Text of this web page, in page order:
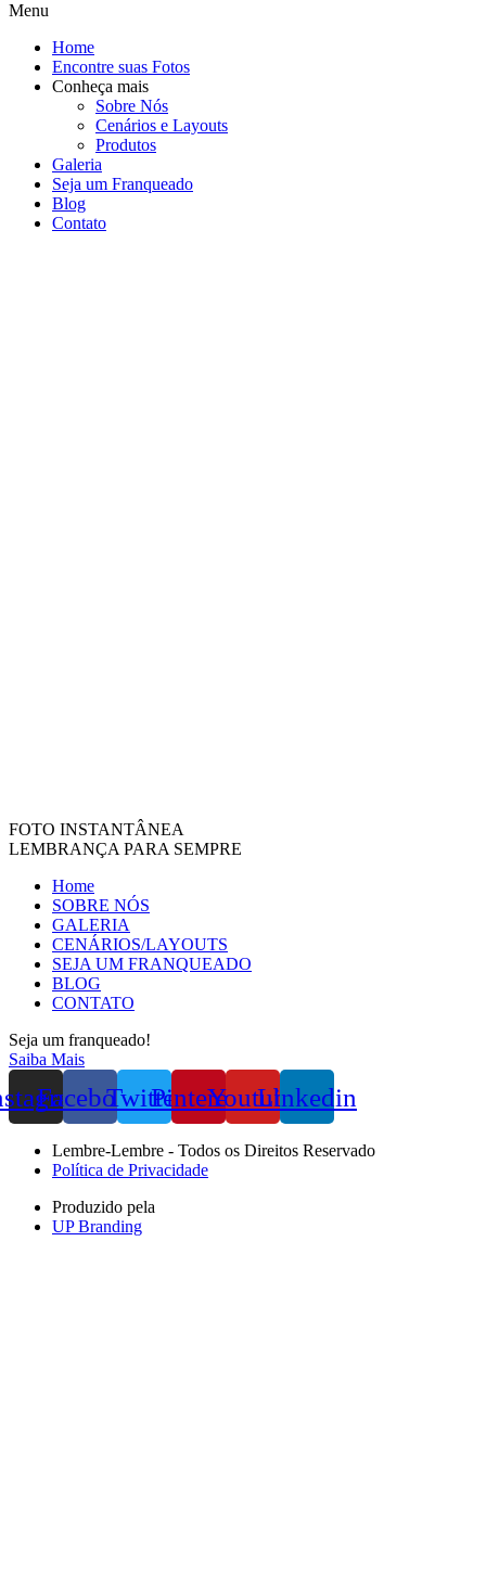
Menu
Home
Encontre suas Fotos
Conheça mais
Sobre Nós
Cenários e Layouts
Produtos
Galeria
Seja um Franqueado
Blog
Contato
FOTO INSTANTÂNEA
LEMBRANÇA PARA SEMPRE
Home
SOBRE NÓS
GALERIA
CENÁRIOS/LAYOUTS
SEJA UM FRANQUEADO
BLOG
CONTATO
Seja um franqueado!
Saiba Mais
FacebookTwitterPinterestYoutubeLinkedin
Lembre-Lembre - Todos os Direitos Reservado
Política de Privacidade
Produzido pela
UP Branding